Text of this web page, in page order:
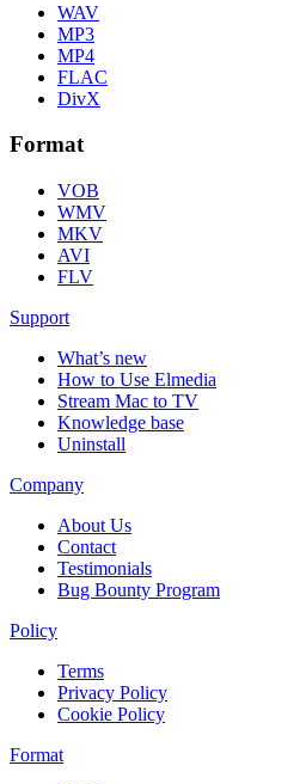
WAV
MP3
MP4
FLAC
DivX
Format
VOB
WMV
MKV
AVI
FLV
Support
What’s new
How to Use Elmedia
Stream Mac to TV
Knowledge base
Uninstall
Company
About Us
Contact
Testimonials
Bug Bounty Program
Policy
Terms
Privacy Policy
Cookie Policy
Format